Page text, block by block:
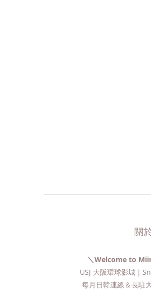
關
＼Welcome to
USJ 大阪環球影城｜
每月日韓連線＆長駐